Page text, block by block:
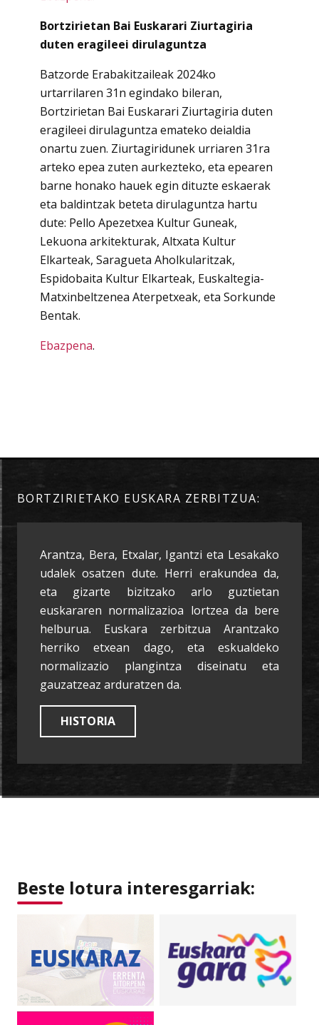
Bortzirietan Bai Euskarari Ziurtagiria
duten eragileei dirulaguntza
Batzorde Erabakitzaileak 2024ko
urtarrilaren 31n egindako bileran,
Bortzirietan Bai Euskarari Ziurtagiria duten
eragileei dirulaguntza emateko deialdia
onartu zuen. Ziurtagiridunek urriaren 31ra
arteko epea zuten aurkezteko, eta epearen
barne honako hauek egin dituzte eskaerak
eta baldintzak beteta dirulaguntza hartu
dute: Pello Apezetxea Kultur Guneak,
Lekuona arkitekturak, Altxata Kultur
Elkarteak, Saragueta Aholkularitzak,
Espidobaita Kultur Elkarteak, Euskaltegia-
Matxinbeltzenea Aterpetxeak, eta Sorkunde
Bentak.
Ebazpena.
BORTZIRIETAKO EUSKARA ZERBITZUA:
Arantza, Bera, Etxalar, Igantzi eta Lesakako
udalek osatzen dute. Herri erakundea da,
eta gizarte bizitzako arlo guztietan
euskararen normalizazioa lortzea da bere
helburua. Euskara zerbitzua Arantzako
herriko etxean dago, eta eskualdeko
normalizazio plangintza diseinatu eta
gauzatzeaz arduratzen da.
HISTORIA
Beste lotura interesgarriak: